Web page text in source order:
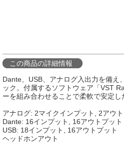
この商品の詳細情報
Dante、USB、アナログ入出力を備え
ック。付属するソフトウェア「VST
ーを組み合わせることで柔軟で安定
アナログ: 2マイクインプット, 2アウ
Dante: 16インプット, 16アウトプット
USB: 18インプット, 16アウトプット
ヘッドホンアウト